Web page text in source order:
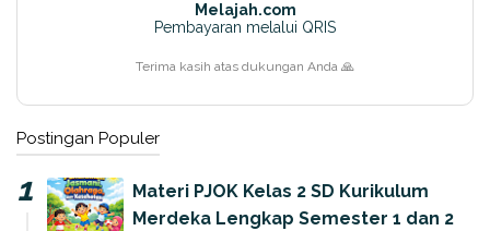
Melajah.com
Pembayaran melalui QRIS
Terima kasih atas dukungan Anda 🙏
Postingan Populer
Materi PJOK Kelas 2 SD Kurikulum
Merdeka Lengkap Semester 1 dan 2